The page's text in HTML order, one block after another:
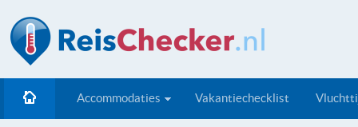
Accommodaties Vakantiechecklist